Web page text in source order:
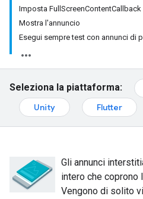
Imposta FullScreenContentCallback
Mostra l'annuncio
Esegui sempre test con annunci di
Seleziona la piattaforma:
Unity
Flutter
Gli annunci
intero che coprono
Vengono di solito